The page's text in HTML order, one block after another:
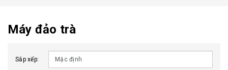
Máy đảo trà
Sắp xếp: